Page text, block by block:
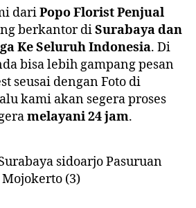
dariPopo Florist Penjual
berkantor diSurabaya dan
Ke Seluruh Indonesia. Di
bisa lebih gampang pesan
seusai dengan Foto di
kami akan segera proses
melayani 24 jam.